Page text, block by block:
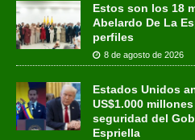
Estos son los 18
Abelardo De La
perfiles
8 de agosto de 2026
Estados Unidos
US$1.000
seguridad del
Espriella